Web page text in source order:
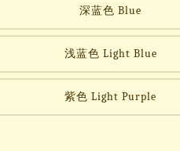
深蓝色 Blue
浅蓝色 Light Blue
紫色 Light Purple